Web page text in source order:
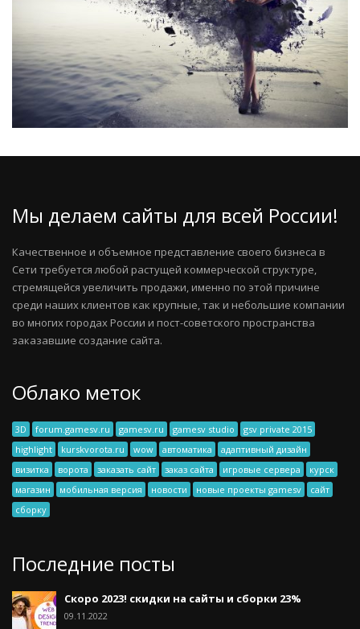
Мы делаем сайты для всей России!
Качественное и объемное представление своего бизнеса в
Сети требуется любой растущей коммерческой структуре,
стремящейся увеличить продажи, именно по этой причине
среди наших клиентов как крупные, так и небольшие компании
во многих городах России и пост-советского пространства
заказавшие создание сайта.
Облако меток
3D forum.gamesv.ru gamesv.ru gamesv studio
gsv private 2015
highlight
kurskvorota.ru wow автоматика
адаптивный дизайн
визитка
ворота заказать сайт заказ сайта игровые сервера
курск
магазин
мобильная версия новости новые проекты gamesv
сайт
сборку
Последние посты
Скоро 2023! скидки на сайты и сборки 23%
09.11.2022